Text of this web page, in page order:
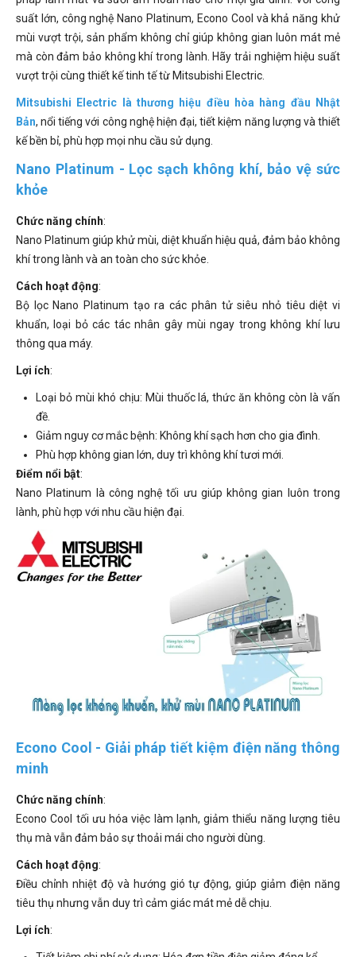
suất lớn, công nghệ Nano Platinum, Econo Cool và khả năng khử
mùi vượt trội, sản phẩm không chỉ giúp không gian luôn mát mẻ
mà còn đảm bảo không khí trong lành. Hãy trải nghiệm hiệu suất
vượt trội cùng thiết kế tinh tế từ Mitsubishi Electric.
Mitsubishi Electric là thương hiệu điều hòa hàng đầu Nhật
Bản, nổi tiếng với công nghệ hiện đại, tiết kiệm năng lượng và thiết
kế bền bỉ, phù hợp mọi nhu cầu sử dụng.
Nano Platinum - Lọc sạch không khí, bảo vệ sức
khỏe
Chức năng chính:
Nano Platinum giúp khử mùi, diệt khuẩn hiệu quả, đảm bảo không
khí trong lành và an toàn cho sức khỏe.
Cách hoạt động:
Bộ lọc Nano Platinum tạo ra các phân tử siêu nhỏ tiêu diệt vi
khuẩn, loại bỏ các tác nhân gây mùi ngay trong không khí lưu
thông qua máy.
Lợi ích:
Loại bỏ mùi khó chịu: Mùi thuốc lá, thức ăn không còn là vấn
đề.
Giảm nguy cơ mắc bệnh: Không khí sạch hơn cho gia đình.
Phù hợp không gian lớn, duy trì không khí tươi mới.
Điểm nổi bật:
Nano Platinum là công nghệ tối ưu giúp không gian luôn trong
lành, phù hợp với nhu cầu hiện đại.
Econo Cool - Giải pháp tiết kiệm điện năng thông
minh
Chức năng chính:
Econo Cool tối ưu hóa việc làm lạnh, giảm thiểu năng lượng tiêu
thụ mà vẫn đảm bảo sự thoải mái cho người dùng.
Cách hoạt động:
Điều chỉnh nhiệt độ và hướng gió tự động, giúp giảm điện năng
tiêu thụ nhưng vẫn duy trì cảm giác mát mẻ dễ chịu.
Lợi ích: